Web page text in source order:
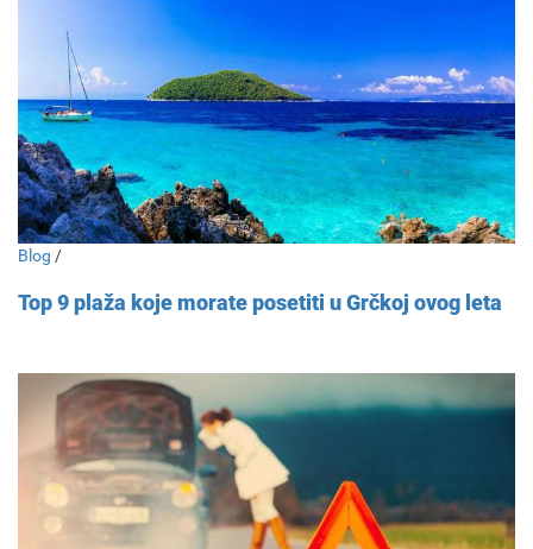
Blog /
Top 9 plaža koje morate posetiti u Grčkoj ovog leta